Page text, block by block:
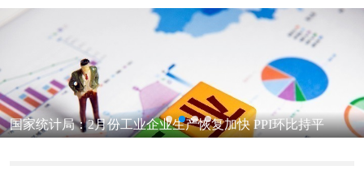
国家统计局：2月份工业企业生产恢复加快 PPI环比持平